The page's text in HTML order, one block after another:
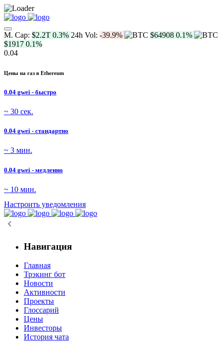
M. Cap: $2.2T 0.3% 24h Vol: -39.9% $64908 0.1%
$1917 0.1%
0.04
Цены на газ в Ethereum
0.04 gwei - быстро
~ 30 сек.
0.04 gwei - стандартно
~ 3 мин.
0.04 gwei - медленно
~ 10 мин.
Настроить уведомления
Навигация
Главная
Трэкинг бот
Новости
Активности
Проекты
Глоссарий
Цены
Инвесторы
История чата